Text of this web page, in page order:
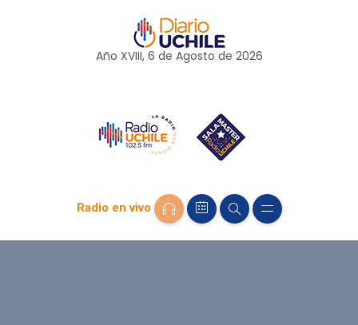
Año XVIII, 6 de Agosto de 2026
Radio en vivo